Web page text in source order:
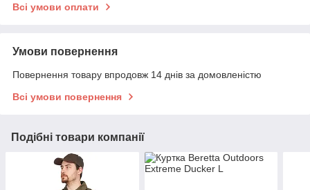
Всі умови оплати
Умови повернення
Повернення товару впродовж 14 днів за домовленістю
Всі умови повернення
Подібні товари компанії